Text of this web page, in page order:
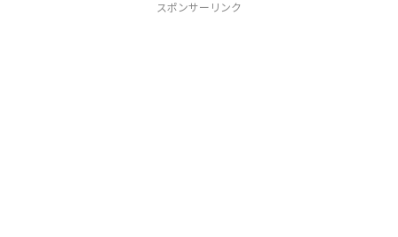
スポンサーリンク